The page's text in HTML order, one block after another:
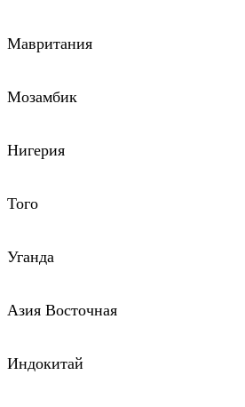
Мавритания
Мозамбик
Нигерия
Того
Уганда
Азия Восточная
Индокитай